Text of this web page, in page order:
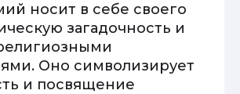
носит в себе своего
загадочность и
Оно символизирует
и посвящение